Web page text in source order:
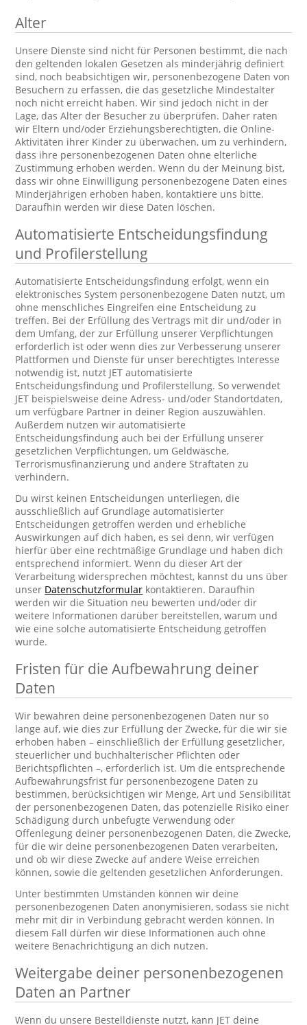
Alter
Unsere Dienste sind nicht für Personen bestimmt, die nach
den geltenden lokalen Gesetzen als minderjährig definiert
sind, noch beabsichtigen wir, personenbezogene Daten von
Besuchern zu erfassen, die das gesetzliche Mindestalter
noch nicht erreicht haben. Wir sind jedoch nicht in der
Lage, das Alter der Besucher zu überprüfen. Daher raten
wir Eltern und/oder Erziehungsberechtigten, die Online-
Aktivitäten ihrer Kinder zu überwachen, um zu verhindern,
dass ihre personenbezogenen Daten ohne elterliche
Zustimmung erhoben werden. Wenn du der Meinung bist,
dass wir ohne Einwilligung personenbezogene Daten eines
Minderjährigen erhoben haben, kontaktiere uns bitte.
Daraufhin werden wir diese Daten löschen.
Automatisierte Entscheidungsfindung
und Profilerstellung
Automatisierte Entscheidungsfindung erfolgt, wenn ein
elektronisches System personenbezogene Daten nutzt, um
ohne menschliches Eingreifen eine Entscheidung zu
treffen. Bei der Erfüllung des Vertrags mit dir und/oder in
dem Umfang, der zur Erfüllung unserer Verpflichtungen
erforderlich ist oder wenn dies zur Verbesserung unserer
Plattformen und Dienste für unser berechtigtes Interesse
notwendig ist, nutzt JET automatisierte
Entscheidungsfindung und Profilerstellung. So verwendet
JET beispielsweise deine Adress- und/oder Standortdaten,
um verfügbare Partner in deiner Region auszuwählen.
Außerdem nutzen wir automatisierte
Entscheidungsfindung auch bei der Erfüllung unserer
gesetzlichen Verpflichtungen, um Geldwäsche,
Terrorismusfinanzierung und andere Straftaten zu
verhindern.
Du wirst keinen Entscheidungen unterliegen, die
ausschließlich auf Grundlage automatisierter
Entscheidungen getroffen werden und erhebliche
Auswirkungen auf dich haben, es sei denn, wir verfügen
hierfür über eine rechtmäßige Grundlage und haben dich
entsprechend informiert. Wenn du dieser Art der
Verarbeitung widersprechen möchtest, kannst du uns über
unser Datenschutzformular kontaktieren. Daraufhin
werden wir die Situation neu bewerten und/oder dir
weitere Informationen darüber bereitstellen, warum und
wie eine solche automatisierte Entscheidung getroffen
wurde.
Fristen für die Aufbewahrung deiner
Daten
Wir bewahren deine personenbezogenen Daten nur so
lange auf, wie dies zur Erfüllung der Zwecke, für die wir sie
erhoben haben – einschließlich der Erfüllung gesetzlicher,
steuerlicher und buchhalterischer Pflichten oder
Berichtspflichten –, erforderlich ist. Um die entsprechende
Aufbewahrungsfrist für personenbezogene Daten zu
bestimmen, berücksichtigen wir Menge, Art und Sensibilität
der personenbezogenen Daten, das potenzielle Risiko einer
Schädigung durch unbefugte Verwendung oder
Offenlegung deiner personenbezogenen Daten, die Zwecke,
für die wir deine personenbezogenen Daten verarbeiten,
und ob wir diese Zwecke auf andere Weise erreichen
können, sowie die geltenden gesetzlichen Anforderungen.
Unter bestimmten Umständen können wir deine
personenbezogenen Daten anonymisieren, sodass sie nicht
mehr mit dir in Verbindung gebracht werden können. In
diesem Fall dürfen wir diese Informationen auch ohne
weitere Benachrichtigung an dich nutzen.
Weitergabe deiner personenbezogenen
Daten an Partner
Wenn du unsere Bestelldienste nutzt, kann JET deine